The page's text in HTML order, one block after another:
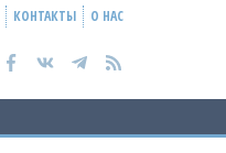
КОНТАКТЫ О НАС